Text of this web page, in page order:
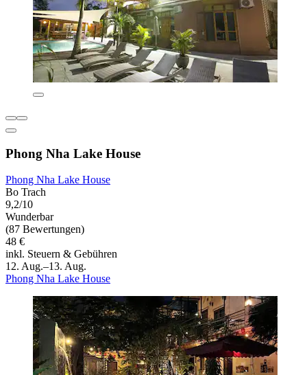
Phong Nha Lake House
Phong Nha Lake House
Bo Trach
9,2/10
Wunderbar
(87 Bewertungen)
48 €
inkl. Steuern & Gebühren
12. Aug.–13. Aug.
Phong Nha Lake House